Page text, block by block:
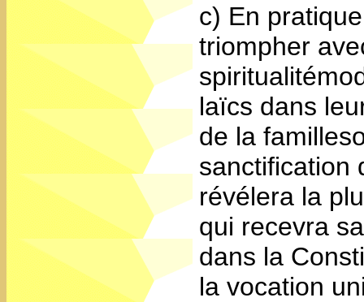
c) En
triompher
laïcs dans
de la
sanctification
révélera la
qui recevra
dans la
la vocation